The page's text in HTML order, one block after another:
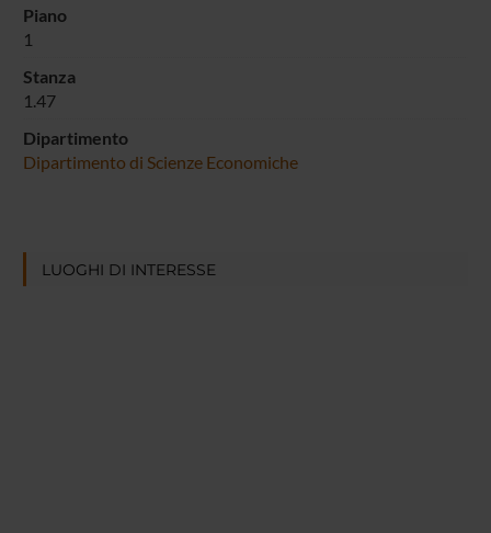
Piano
1
Stanza
1.47
Dipartimento
Dipartimento di Scienze Economiche
LUOGHI DI INTERESSE